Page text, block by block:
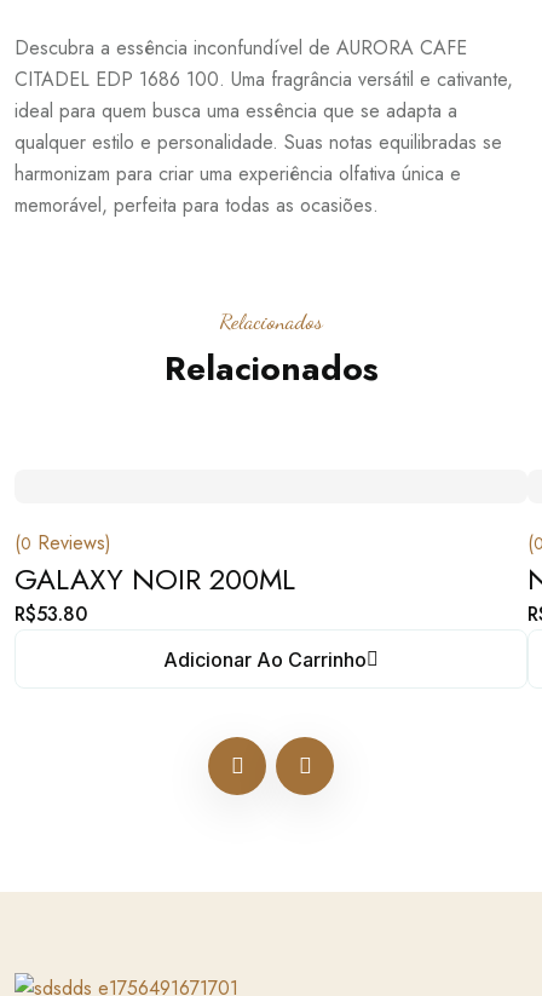
Descubra a essência inconfundível de AURORA CAFE
CITADEL EDP 1686 100. Uma fragrância versátil e cativante,
ideal para quem busca uma essência que se adapta a
qualquer estilo e personalidade. Suas notas equilibradas se
harmonizam para criar uma experiência olfativa única e
memorável, perfeita para todas as ocasiões.
Relacionados
Relacionados
(0 Reviews)
GALAXY NOIR 200ML
R$53.80
Adicionar Ao Carrinho
(